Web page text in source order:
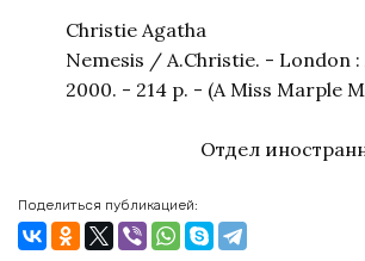
Christie Agatha
Nemesis / A.Christie. - London :
2000. - 214 p. - (A Miss Marple
Отдел
Поделиться публикацией: